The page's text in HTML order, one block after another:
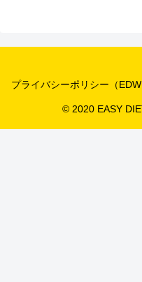
プライバシーポリシー（EDW
© 2020 EASY